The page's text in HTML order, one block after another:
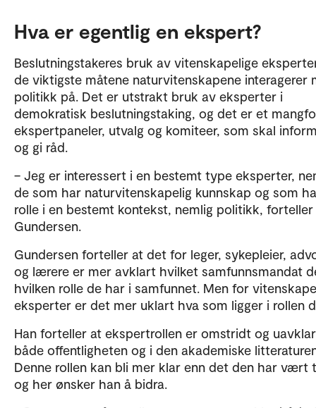
Hva er egentlig en ekspert?
Beslutningstakeres bruk av vitenskapelige
de viktigste måtene naturvitenskapene interagerer
politikk på. Det er utstrakt bruk av eksperter i
demokratisk beslutningstaking, og det er et
ekspertpaneler, utvalg og komiteer, som skal
og gi råd.
– Jeg er interessert i en bestemt type eksperter,
de som har naturvitenskapelig kunnskap og som
rolle i en bestemt kontekst, nemlig politikk, forteller
Gundersen.
Gundersen forteller at det for leger, sykepleier,
og lærere er mer avklart hvilket samfunnsmandat
hvilken rolle de har i samfunnet. Men for
eksperter er det mer uklart hva som ligger i rollen
Han forteller at ekspertrollen er omstridt og
både offentligheten og i den akademiske
Denne rollen kan bli mer klar enn det den har vært
og her ønsker han å bidra.